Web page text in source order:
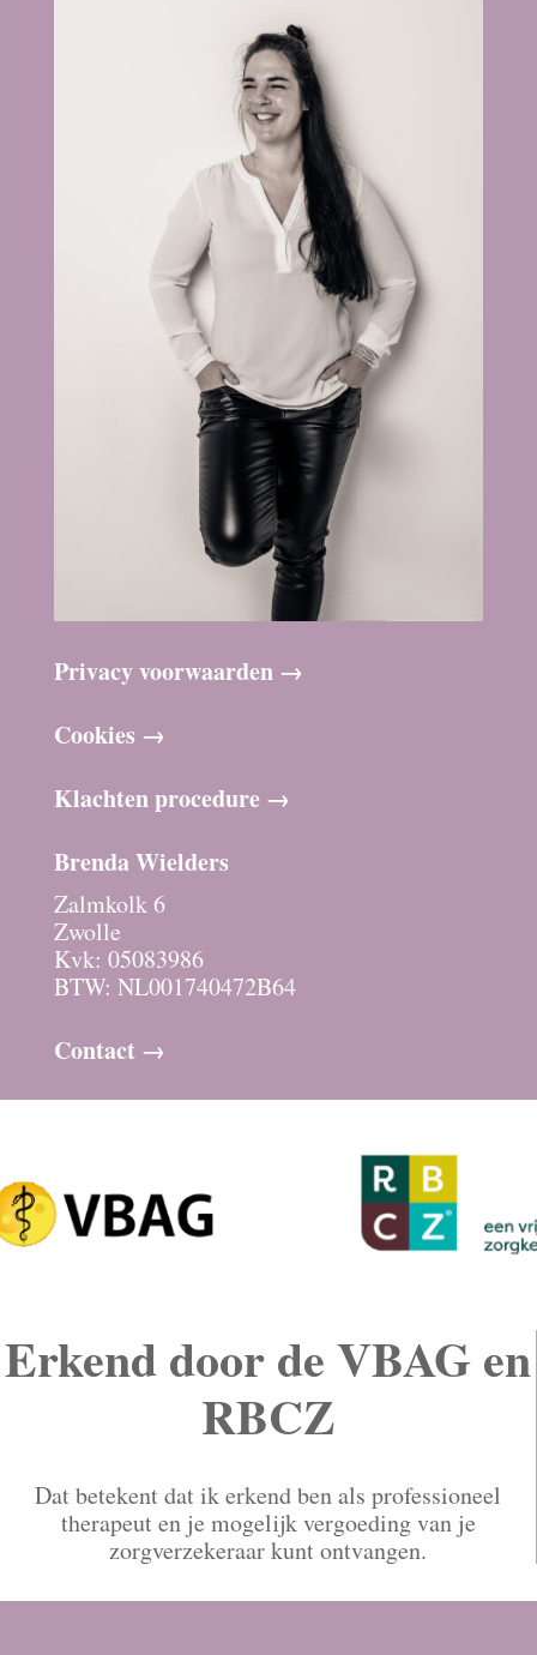
Privacy voorwaarden →
Cookies →
Klachten procedure →
Brenda Wielders
Zalmkolk 6
Zwolle
Kvk: 05083986
BTW: NL001740472B64
Contact →
Erkend door de VBAG en
RBCZ
Dat betekent dat ik erkend ben als professioneel
therapeut en je mogelijk vergoeding van je
zorgverzekeraar kunt ontvangen.